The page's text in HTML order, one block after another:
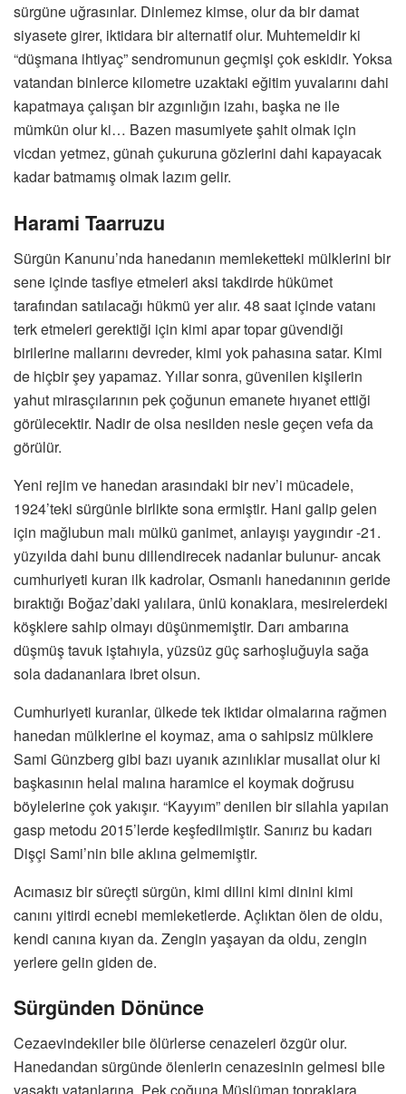
sürgüne uğrasınlar. Dinlemez kimse, olur da bir damat
siyasete girer, iktidara bir alternatif olur. Muhtemeldir ki
“düşmana ihtiyaç” sendromunun geçmişi çok eskidir. Yoksa
vatandan binlerce kilometre uzaktaki eğitim yuvalarını dahi
kapatmaya çalışan bir azgınlığın izahı, başka ne ile
mümkün olur ki… Bazen masumiyete şahit olmak için
vicdan yetmez, günah çukuruna gözlerini dahi kapayacak
kadar batmamış olmak lazım gelir.
Harami Taarruzu
Sürgün Kanunu’nda hanedanın memleketteki mülklerini bir
sene içinde tasfiye etmeleri aksi takdirde hükümet
tarafından satılacağı hükmü yer alır. 48 saat içinde vatanı
terk etmeleri gerektiği için kimi apar topar güvendiği
birilerine mallarını devreder, kimi yok pahasına satar. Kimi
de hiçbir şey yapamaz. Yıllar sonra, güvenilen kişilerin
yahut mirasçılarının pek çoğunun emanete hıyanet ettiği
görülecektir. Nadir de olsa nesilden nesle geçen vefa da
görülür.
Yeni rejim ve hanedan arasındaki bir nev’i mücadele,
1924’teki sürgünle birlikte sona ermiştir. Hani galip gelen
için mağlubun malı mülkü ganimet, anlayışı yaygındır -21.
yüzyılda dahi bunu dillendirecek nadanlar bulunur- ancak
cumhuriyeti kuran ilk kadrolar, Osmanlı hanedanının geride
bıraktığı Boğaz’daki yalılara, ünlü konaklara, mesirelerdeki
köşklere sahip olmayı düşünmemiştir. Darı ambarına
düşmüş tavuk iştahıyla, yüzsüz güç sarhoşluğuyla sağa
sola dadananlara ibret olsun.
Cumhuriyeti kuranlar, ülkede tek iktidar olmalarına rağmen
hanedan mülklerine el koymaz, ama o sahipsiz mülklere
Sami Günzberg gibi bazı uyanık azınlıklar musallat olur ki
başkasının helal malına haramice el koymak doğrusu
böylelerine çok yakışır. “Kayyım” denilen bir silahla yapılan
gasp metodu 2015’lerde keşfedilmiştir. Sanırız bu kadarı
Dişçi Sami’nin bile aklına gelmemiştir.
Acımasız bir süreçti sürgün, kimi dilini kimi dinini kimi
canını yitirdi ecnebi memleketlerde. Açlıktan ölen de oldu,
kendi canına kıyan da. Zengin yaşayan da oldu, zengin
yerlere gelin giden de.
Sürgünden Dönünce
Cezaevindekiler bile ölürlerse cenazeleri özgür olur.
Hanedandan sürgünde ölenlerin cenazesinin gelmesi bile